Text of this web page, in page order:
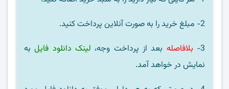
2- مبلغ خرید را به صورت آنلاین پرداخت کنید.
3-
بلافاصله بعد از پرداخت وجه، لینک دانلود فایلبه
نمایش در خواهد آمد.